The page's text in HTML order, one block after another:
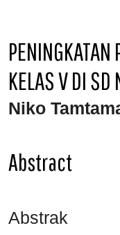
PENINGKATAN
KELAS V DI SD
Niko
Abstract
Abstrak